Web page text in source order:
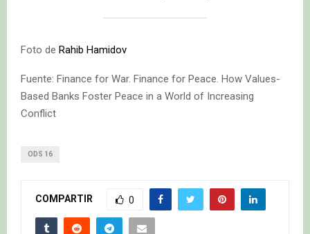
Foto de Rahib Hamidov
Fuente: Finance for War. Finance for Peace. How Values-
Based Banks Foster Peace in a World of Increasing
Conflict
ODS 16
COMPARTIR 0